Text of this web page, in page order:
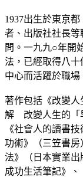
1937出生於東京
者、出版社社長
問。一九九○年開
法，已經取得八
中心而活躍於職場
著作包括《改變人
解 改變人生的「
《社會人的讀書
功術》（三笠書
法》（日本實業
成功生活筆記》、